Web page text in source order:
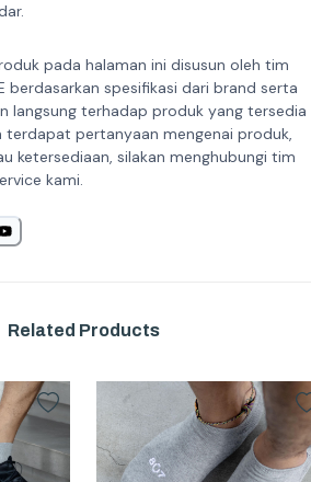
pada halaman ini disusun oleh tim
berdasarkan spesifikasi dari brand serta
langsung terhadap produk yang tersedia
terdapat pertanyaan mengenai produk,
ketersediaan, silakan menghubungi tim
kami.
Related Products